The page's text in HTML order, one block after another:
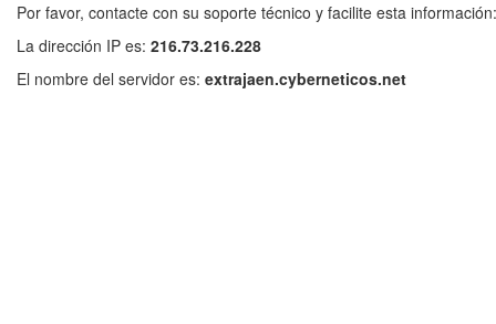
Por favor, contacte con su soporte técnico y facilite esta información:
La dirección IP es: 216.73.216.228
El nombre del servidor es: extrajaen.cyberneticos.net